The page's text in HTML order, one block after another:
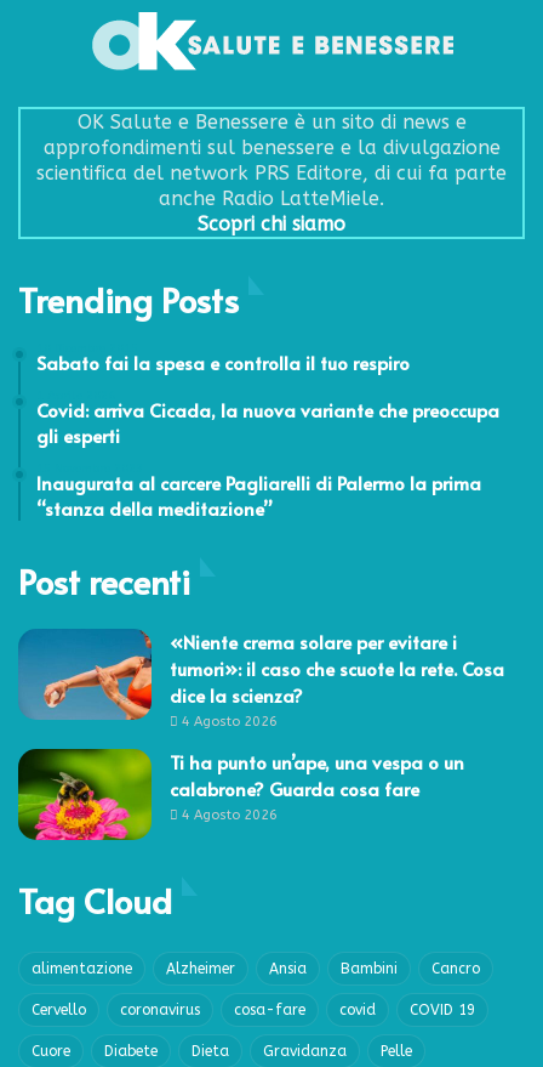
OK Salute e Benessere è un sito di news e
approfondimenti sul benessere e la divulgazione
scientifica del network PRS Editore, di cui fa parte
anche Radio LatteMiele.
Scopri chi siamo
Trending Posts
Sabato fai la spesa e controlla il tuo respiro
Covid: arriva Cicada, la nuova variante che preoccupa
gli esperti
Inaugurata al carcere Pagliarelli di Palermo la prima
“stanza della meditazione”
Post recenti
«Niente crema solare per evitare i
tumori»: il caso che scuote la rete. Cosa
dice la scienza?
4 Agosto 2026
Ti ha punto un’ape, una vespa o un
calabrone? Guarda cosa fare
4 Agosto 2026
Tag Cloud
alimentazione Alzheimer Ansia Bambini Cancro
Cervello coronavirus cosa-fare covid COVID 19
Cuore Diabete Dieta Gravidanza Pelle